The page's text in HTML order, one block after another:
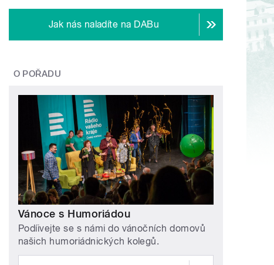
Jak nás naladíte na DABu
O POŘADU
Vánoce s Humoriádou
Podíivejte se s námi do vánočních domovů
našich humoriádnických kolegů.